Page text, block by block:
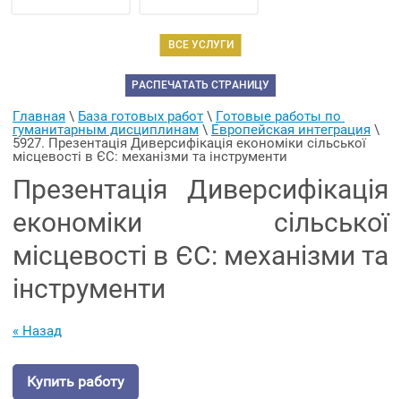
ВСЕ УСЛУГИ
РАСПЕЧАТАТЬ СТРАНИЦУ
Главная \ База готовых работ \ Готовые работы по
гуманитарным дисциплинам \ Европейская интеграция
5927. Презентація Диверсифікація економіки сільської
місцевості в ЄС: механізми та інструменти
Презентація Диверсифікація
економіки сільської
місцевості в ЄС: механізми та
інструменти
« Назад
Купить работу